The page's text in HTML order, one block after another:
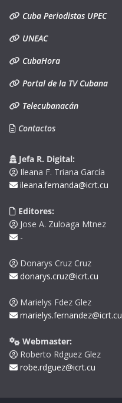
Cuba Periodistas UPEC
UNEAC
CubaHora
Portal de la TV Cubana
Telecubanacán
Contactos
Jefa R. Digital:
Ileana F. Triana García
ileana.fernanda@icrt.cu
Editores:
Jose A. Zuloaga Mtnez
-
Donarys Cruz Cruz
donarys.cruz@icrt.cu
Marielys Fdez Glez
marielys.fernandez@icrt.cu
Webmaster:
Roberto Rdguez Glez
robe.rdguez@icrt.cu